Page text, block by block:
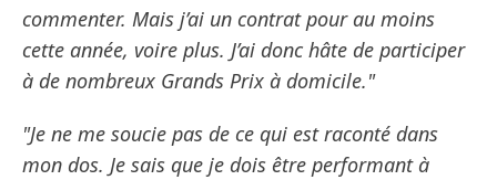
commenter. Mais j’ai un contrat pour au moins
cette année, voire plus. J’ai donc hâte de participer
à de nombreux Grands Prix à domicile."
"Je ne me soucie pas de ce qui est raconté dans
mon dos. Je sais que je dois être performant à